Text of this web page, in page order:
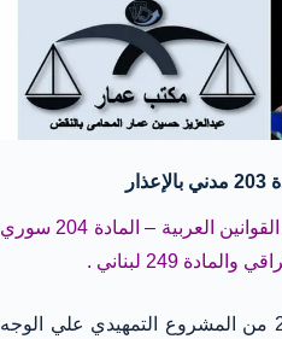
هذه المادة تقابل من مواد نصوص القوانين العربية – المادة 204 سوري
وقد ورد هذا النص في المادة 279 من المشروع التمهيدي علي الوجه